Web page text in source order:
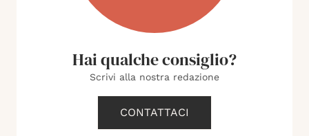
Hai qualche consiglio?
Scrivi alla nostra redazione
CONTATTACI